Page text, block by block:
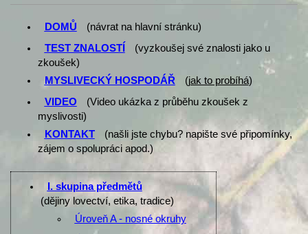
DOMŮ
(návrat na hlavní stránku)
TEST ZNALOSTÍ
(vyzkoušej své znalosti jako u
zkoušek)
MYSLIVECKÝ HOSPODÁŘ
(jak to probíhá)
VIDEO
(Video ukázka z průběhu zkoušek z
myslivosti)
KONTAKT
(našli jste chybu? napište své připomínky,
zájem o spolupráci apod.)
I. skupina předmětů
(dějiny lovectví, etika, tradice)
Úroveň A - nosné okruhy